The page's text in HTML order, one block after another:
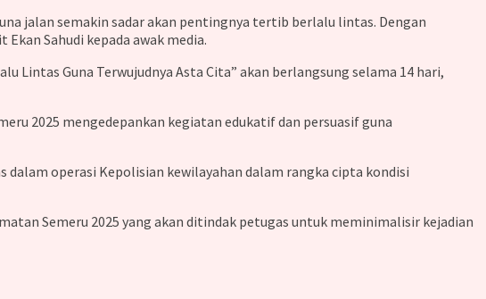
jalan semakin sadar akan pentingnya tertib berlalu lintas. Dengan
Sahudi kepada awak media.
Lintas Guna Terwujudnya Asta Cita” akan berlangsung selama 14 hari,
2025 mengedepankan kegiatan edukatif dan persuasif guna
operasi Kepolisian kewilayahan dalam rangka cipta kondisi
Semeru 2025 yang akan ditindak petugas untuk meminimalisir kejadian